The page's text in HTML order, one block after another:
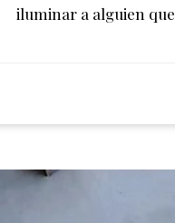
iluminar a alguien que